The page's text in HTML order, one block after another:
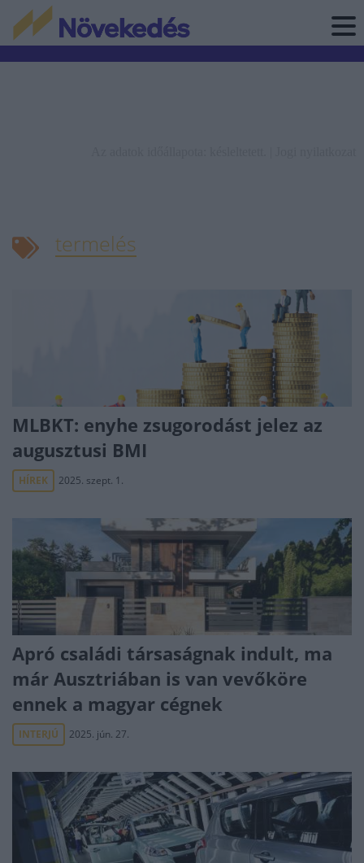
termelés
MLBKT: enyhe zsugorodást jelez az
augusztusi BMI
HÍREK 2025. szept. 1.
Apró családi társaságnak indult, ma
már Ausztriában is van vevőköre
ennek a magyar cégnek
INTERJÚ 2025. jún. 27.